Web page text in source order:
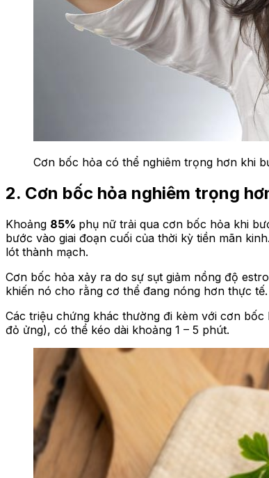
Cơn bốc hỏa có thể nghiêm trọng hơn khi
2. Cơn bốc hỏa nghiêm trọng
Khoảng 85% phụ nữ trải qua cơn bốc hỏa khi
bước vào giai đoạn cuối của thời kỳ tiền mãn
lót thành mạch.
Cơn bốc hỏa xảy ra do sự sụt giảm nồng độ
khiến nó cho rằng cơ thể đang nóng hơn thực
Các triệu chứng khác thường đi kèm với cơn
đỏ ửng), có thể kéo dài khoảng 1 – 5 phút.